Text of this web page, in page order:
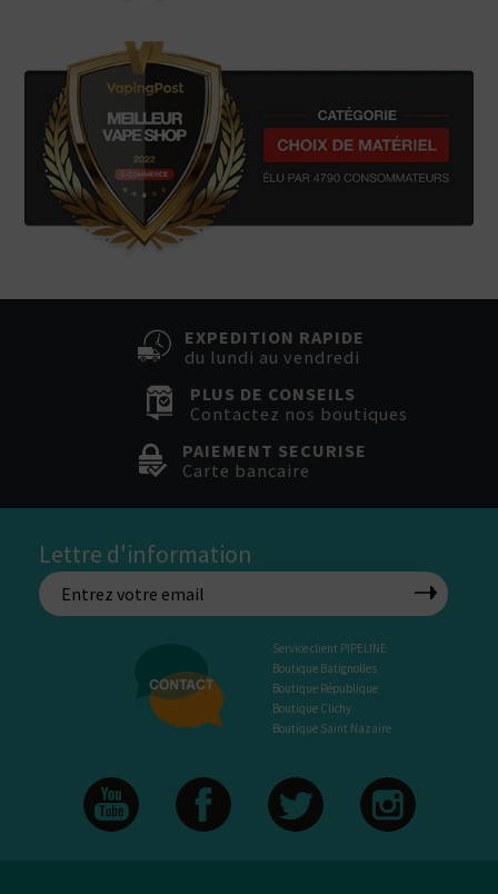
EXPEDITION RAPIDE
du lundi au vendredi
PLUS DE CONSEILS
Contactez nos boutiques
PAIEMENT SECURISE
Carte bancaire
Lettre d'information
Service client PIPELINE
Boutique Batignolles
Boutique République
Boutique Clichy
Boutique Saint Nazaire